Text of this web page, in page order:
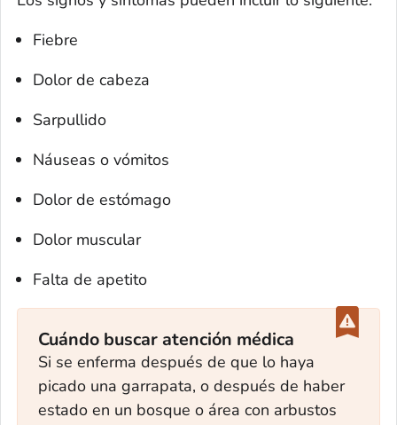
Fiebre
Dolor de cabeza
Sarpullido
Náuseas o vómitos
Dolor de estómago
Dolor muscular
Falta de apetito
Cuándo buscar atención médica
Si se enferma después de que lo haya
picado una garrapata, o después de haber
estado en un bosque o área con arbustos